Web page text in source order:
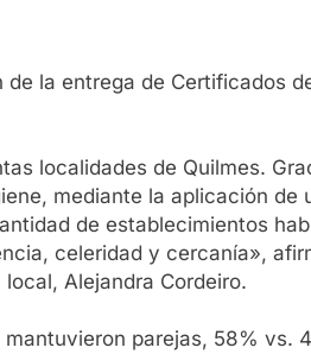
la entrega de Certificados
localidades de Quilmes.
mediante la aplicación
de establecimientos
celeridad y cercanía»,
Alejandra Cordeiro.
parejas, 58% vs.